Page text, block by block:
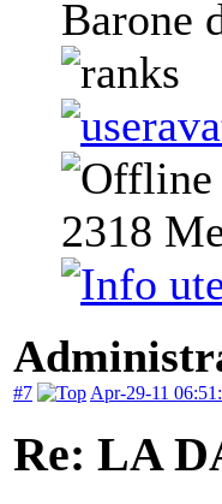
Barone
2318
#7 Apr-29-11
Re: LA